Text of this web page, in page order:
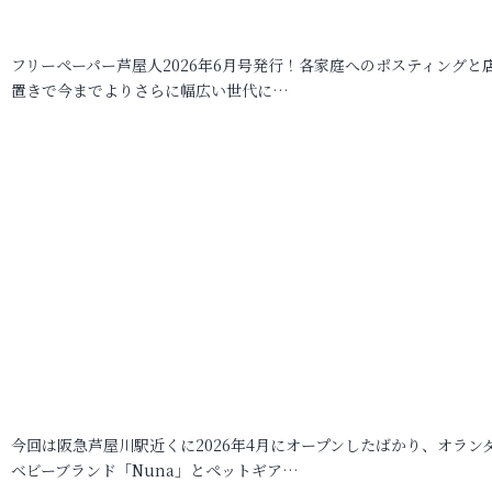
フリーペーパー芦屋人2026年6月号発行！各家庭へのポスティングと
置きで今までよりさらに幅広い世代に…
今回は阪急芦屋川駅近くに2026年4月にオープンしたばかり、オラン
ベビーブランド「Nuna」とペットギア…